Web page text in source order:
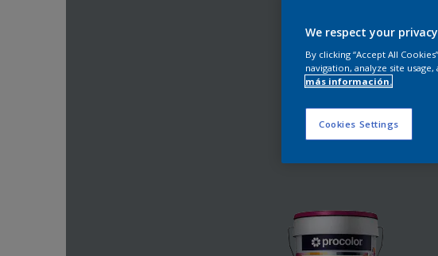
We respect your
By clicking “Accept All
navigation, analyze site
más información.
Cookies Settings